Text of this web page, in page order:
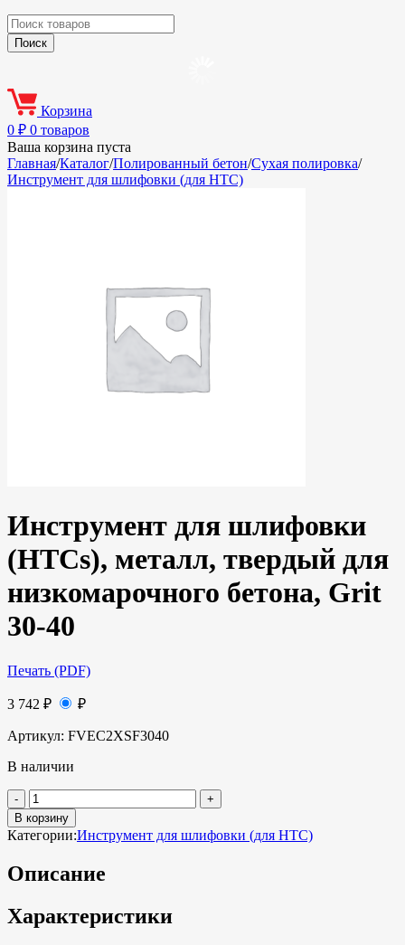
Корзина
0 ₽ 0 товаров
Ваша корзина пуста
Главная/Каталог/Полированный бетон/Сухая полировка/
Инструмент для шлифовки (для HTC)
Инструмент для шлифовки
(HTCs), металл, твердый для
низкомарочного бетона, Grit
30-40
Печать (PDF)
3 742 ₽ ₽
Артикул: FVEC2XSF3040
В наличии
В корзину
Категории:Инструмент для шлифовки (для HTC)
Описание
Характеристики